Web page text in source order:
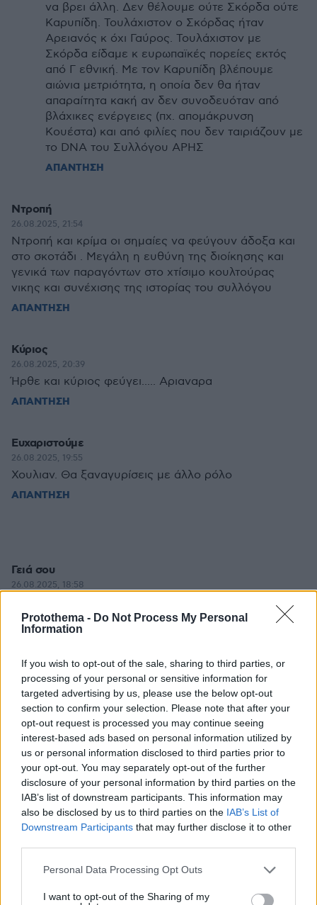
Protothema - Do Not Process My Personal
Information
If you wish to opt-out of the sale, sharing to third parties, or
processing of your personal or sensitive information for
targeted advertising by us, please use the below opt-out
section to confirm your selection. Please note that after your
opt-out request is processed you may continue seeing
interest-based ads based on personal information utilized by
us or personal information disclosed to third parties prior to
your opt-out. You may separately opt-out of the further
disclosure of your personal information by third parties on the
IAB’s list of downstream participants. This information may
also be disclosed by us to third parties on the IAB’s List of
Downstream Participants that may further disclose it to other
Please note that this website/app uses one or more Google
not limited to your visit or usage behaviour. You may click to
Personal Data Processing Opt Outs
I want to opt-out of the Sharing of my
να βρει άλλη. Δεν θέλουμε ούτε Σκόρδα ούτε
Καρυπίδη. Τουλάχιστον ο Σκόρδας ήταν
Αρειανός κ όχι Γαύρος. Τουλάχιστον με
Σκόρδα είδαμε κ ευρωπαϊκές πορείες εκτός
από Γ εθνική. Με τον Καρυπίδη βλέπουμε
αιώνια μετριότητα, η οποία δεν θα ήταν
απαραίτητα κακή αν δεν συνοδευόταν από
βλάχικες ενέργειες (πχ. απομάκρυνση
Κουέστα) και από φιλίες που δεν ταιριάζουν με
το DNA του Συλλόγου ΑΡΗΣ
ΑΠΑΝΤΗΣΗ
Ντροπή
26.08.2025, 21:54
Ντροπή και κρίμα οι σημαίες να φεύγουν άδοξα και
στο σκοτάδι . Μεγάλη η ευθύνη της διοίκησης και
γενικά των παραγόντων στο χτίσιμο κουλτούρας
νικης και συνέχισης της ιστορίας του συλλόγου
ΑΠΑΝΤΗΣΗ
Κύριος
26.08.2025, 20:39
Ήρθε και κύριος φεύγει..... Αριαναρα
ΑΠΑΝΤΗΣΗ
Ευχαριστούμε
26.08.2025, 19:55
Χουλιαν. Θα ξαναγυρίσεις με άλλο ρόλο
ΑΠΑΝΤΗΣΗ
Γειά σου
26.08.2025, 18:58
ΑΠΑΝΤΗΣΗ
Χαρης
26.08.2025, 18:52
Χούλιαν ψυχάρα για πάντα Αρειαναρα!
ΑΠΑΝΤΗΣΗ
Στην
26.08.2025, 18:40
Επόμενη ομάδα σου όταν ο εργοδότης λέει κάτι σου
αρέσει η όχι να συμμορφώνεσαι με αυτόν που
πληρώνει.οχι για τον κάθε τυχαίο συμπαίκτη σου
παράδειγμα Χουάνκαρ λέμε τυχαία να γράφεις στα
παπαρια σου αυτόν που σε στήριξε σε όλες τις
μεγάλες γκάφες σου.